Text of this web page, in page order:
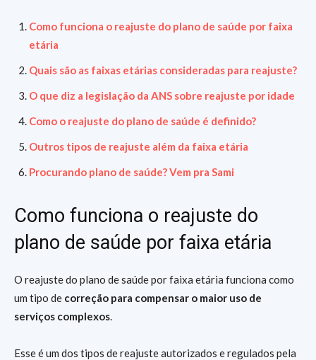
Como funciona o reajuste do plano de saúde por faixa
etária
Quais são as faixas etárias consideradas para reajuste?
O que diz a legislação da ANS sobre reajuste por idade
Como o reajuste do plano de saúde é definido?
Outros tipos de reajuste além da faixa etária
Procurando plano de saúde? Vem pra Sami
Como funciona o reajuste do
plano de saúde por faixa etária
O reajuste do plano de saúde por faixa etária funciona como
um tipo de correção para compensar o maior uso de
serviços complexos.
Esse é um dos tipos de reajuste autorizados e regulados pela